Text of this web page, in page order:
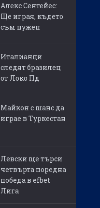
Алекс Сентейес:
Ще играя, където
съм нужен
Италианци
следят бразилец
от Локо Пд
Майкон с шанс да
играе в Туркестан
Левски ще търси
четвърта поредна
победа в efbet
Лига